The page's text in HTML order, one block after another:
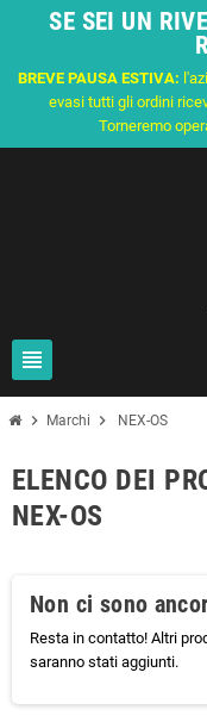
SE SEI UN
BREVE PAUSA ESTIVA:
evasi tutti gli ordini
Torneremo
view_headline
chevron_right Marchi chevron_right NEX-OS
ELENCO DEI
NEX-OS
Non ci sono
Resta in contatto! Altri
saranno stati aggiunti.